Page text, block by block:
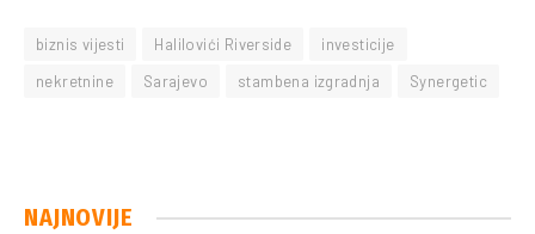
biznis vijesti Halilovići Riverside
investicije
nekretnine
Sarajevo stambena izgradnja Synergetic
NAJNOVIJE